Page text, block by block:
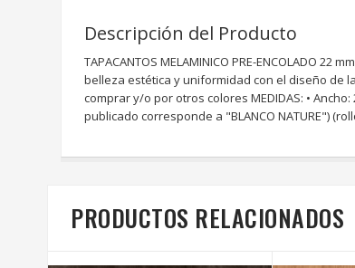
Descripción del Producto
TAPACANTOS MELAMINICO PRE-ENCOLADO
belleza estética y uniformidad con el diseño de
comprar y/o por otros colores MEDIDAS: • Ancho:
publicado corresponde a "BLANCO NATURE")
PRODUCTOS RELACIONADOS